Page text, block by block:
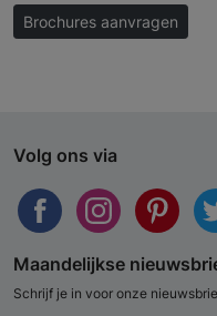
Brochures aanvragen
Volg ons via
Maandelijkse
Schrijf je in voor onze